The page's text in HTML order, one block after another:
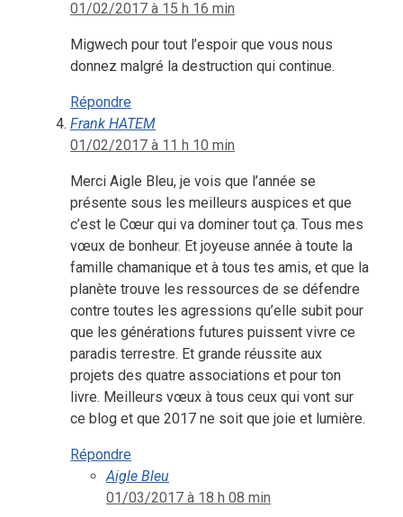
01/02/2017 à 15 h 16 min
Migwech pour tout l’espoir que vous nous
donnez malgré la destruction qui continue.
Répondre
Frank HATEM
01/02/2017 à 11 h 10 min
Merci Aigle Bleu, je vois que l’année se
présente sous les meilleurs auspices et que
c’est le Cœur qui va dominer tout ça. Tous mes
vœux de bonheur. Et joyeuse année à toute la
famille chamanique et à tous tes amis, et que la
planète trouve les ressources de se défendre
contre toutes les agressions qu’elle subit pour
que les générations futures puissent vivre ce
paradis terrestre. Et grande réussite aux
projets des quatre associations et pour ton
livre. Meilleurs vœux à tous ceux qui vont sur
ce blog et que 2017 ne soit que joie et lumière.
Répondre
Aigle Bleu
01/03/2017 à 18 h 08 min